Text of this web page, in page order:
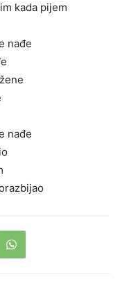
kada pijem
nađe
nađe